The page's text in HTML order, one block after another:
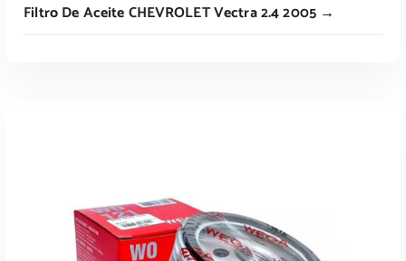
Filtro De Aceite CHEVROLET Vectra 2.4 2005 →